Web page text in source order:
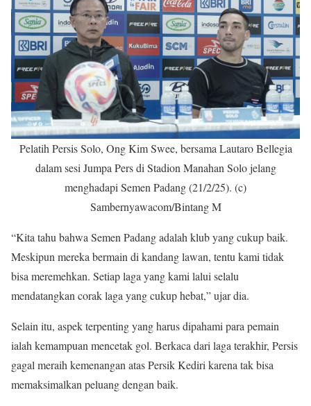
Pelatih Persis Solo, Ong Kim Swee, bersama Lautaro Bellegia
dalam sesi Jumpa Pers di Stadion Manahan Solo jelang
menghadapi Semen Padang (21/2/25). (c)
Sambernyawacom/Bintang M
“Kita tahu bahwa Semen Padang adalah klub yang cukup baik.
Meskipun mereka bermain di kandang lawan, tentu kami tidak
bisa meremehkan. Setiap laga yang kami lalui selalu
mendatangkan corak laga yang cukup hebat,” ujar dia.
Selain itu, aspek terpenting yang harus dipahami para pemain
ialah kemampuan mencetak gol. Berkaca dari laga terakhir, Persis
gagal meraih kemenangan atas Persik Kediri karena tak bisa
memaksimalkan peluang dengan baik.